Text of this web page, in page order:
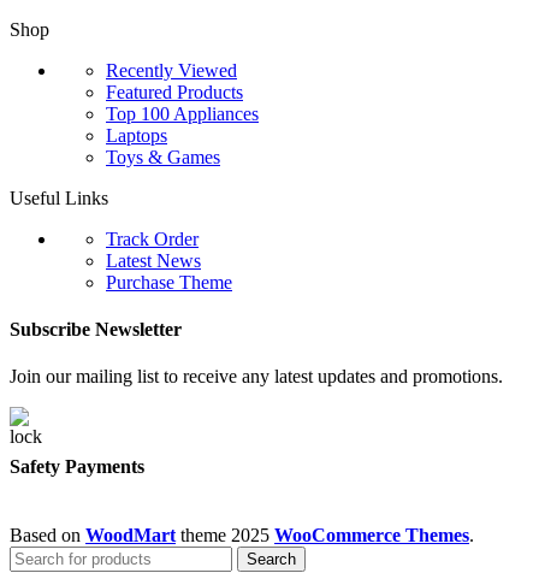
Shop
Recently Viewed
Featured Products
Top 100 Appliances
Laptops
Toys & Games
Useful Links
Track Order
Latest News
Purchase Theme
Subscribe Newsletter
Join our mailing list to receive any latest updates and promotions.
Safety Payments
Based on WoodMart theme 2025 WooCommerce Themes.
Search